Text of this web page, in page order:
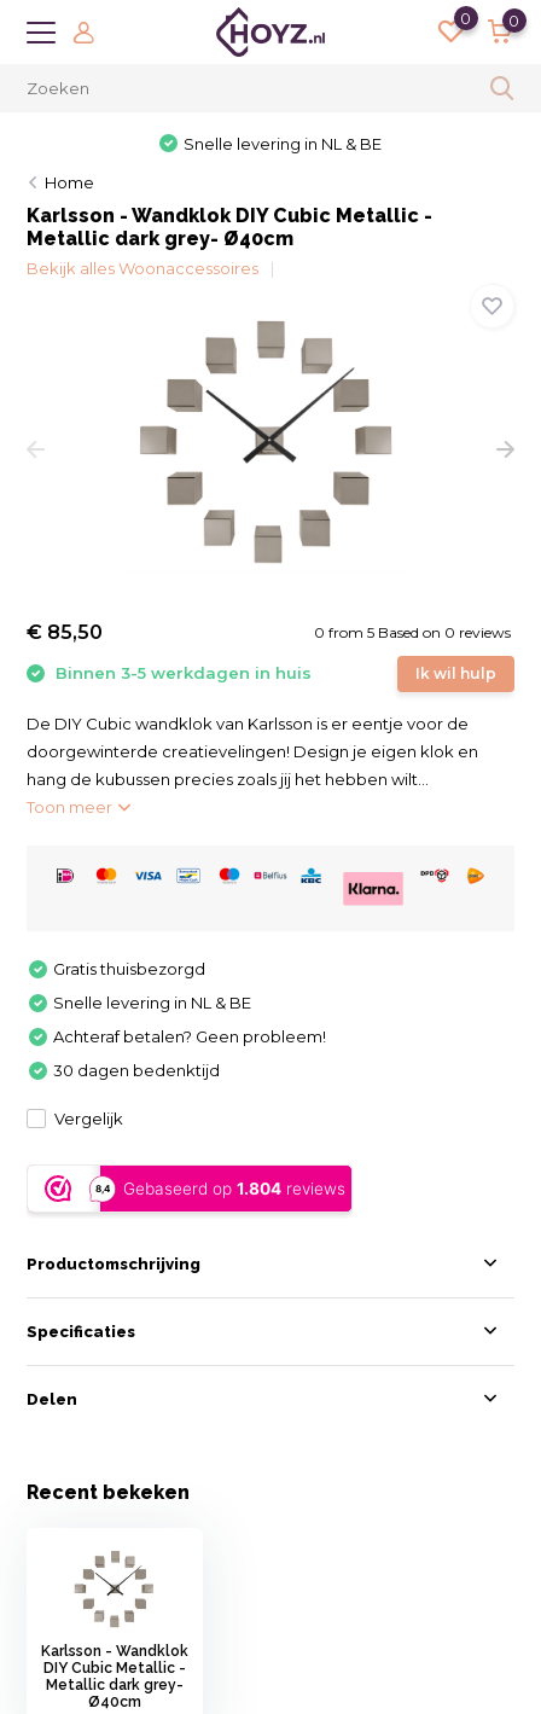
0 0
Snelle levering in NL & BE
Home
Karlsson - Wandklok DIY Cubic Metallic -
Metallic dark grey- Ø40cm
Bekijk alles Woonaccessoires
0 from 5 Based on 0 reviews
Ik wil hulp
€ 85,50
Binnen 3-5 werkdagen in huis
De DIY Cubic wandklok van Karlsson is er eentje voor de
doorgewinterde creatievelingen! Design je eigen klok en
hang de kubussen precies zoals jij het hebben wilt...
Toon meer
Gratis thuisbezorgd
Snelle levering in NL & BE
Achteraf betalen? Geen probleem!
30 dagen bedenktijd
Vergelijk
Productomschrijving
Specificaties
Delen
Recent bekeken
Karlsson - Wandklok
DIY Cubic Metallic -
Metallic dark grey-
Ø40cm